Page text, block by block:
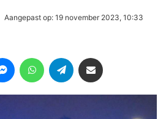
Aangepast op: 19 november 2023, 10:33